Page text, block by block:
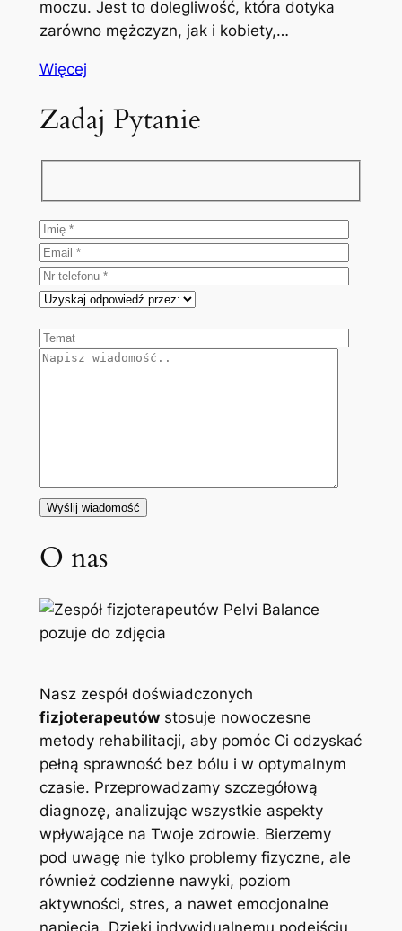
moczu. Jest to dolegliwość, która dotyka
zarówno mężczyzn, jak i kobiety,…
Więcej
Zadaj Pytanie
O nas
Nasz zespół doświadczonych
fizjoterapeutówstosuje nowoczesne
metody rehabilitacji, aby pomóc Ci odzyskać
pełną sprawność bez bólu i w optymalnym
czasie. Przeprowadzamy szczegółową
diagnozę, analizując wszystkie aspekty
wpływające na Twoje zdrowie. Bierzemy
pod uwagę nie tylko problemy fizyczne, ale
również codzienne nawyki, poziom
aktywności, stres, a nawet emocjonalne